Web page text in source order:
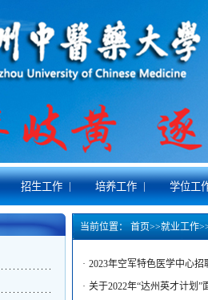
招生工作 | 培养工作 | 学位工
当前位置： 首页>>就业工作
· 2023年空军特色医学中心
· 关于2022年“达州英才计划